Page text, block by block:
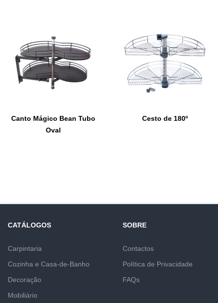
Canto Mágico Bean Tubo
Oval
Cesto de 180º
CATÁLOGOS
Carpintaria
Cozinha e Casa-de-Banho
Decoração
Mobiliário
SOBRE
Contactos
Política de Privacidade
FAQs